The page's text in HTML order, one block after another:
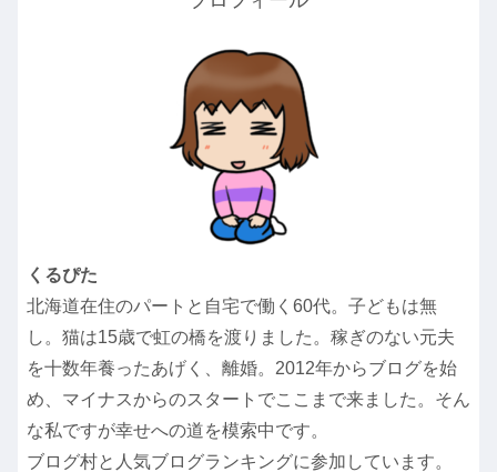
くるぴた
北海道在住のパートと自宅で働く60代。子どもは無
し。猫は15歳で虹の橋を渡りました。稼ぎのない元夫
を十数年養ったあげく、離婚。2012年からブログを始
め、マイナスからのスタートでここまで来ました。そん
な私ですが幸せへの道を模索中です。
ブログ村と人気ブログランキングに参加しています。